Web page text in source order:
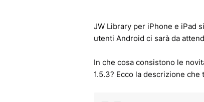
JW Library per iPhone e iPad
utenti Android ci sarà da
In che cosa consistono le
1.5.3? Ecco la descrizione